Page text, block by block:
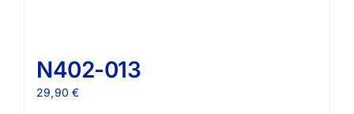
N402-013
29,90€